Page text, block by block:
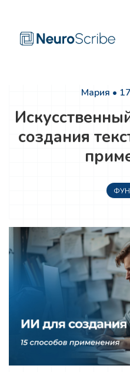
Мария •
создания